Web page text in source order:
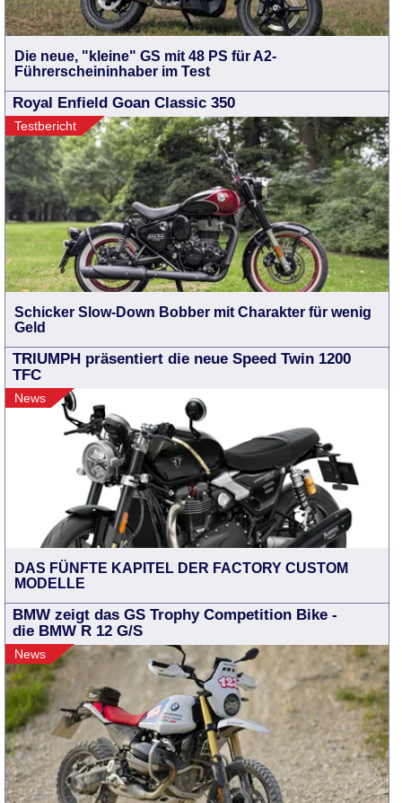
Die neue, "kleine" GS mit 48 PS für A2-
Führerscheininhaber im Test
Royal Enfield Goan Classic 350
Testbericht
Schicker Slow-Down Bobber mit Charakter für wenig
Geld
TRIUMPH präsentiert die neue Speed Twin 1200
TFC
News
DAS FÜNFTE KAPITEL DER FACTORY CUSTOM
MODELLE
BMW zeigt das GS Trophy Competition Bike -
die BMW R 12 G/S
News